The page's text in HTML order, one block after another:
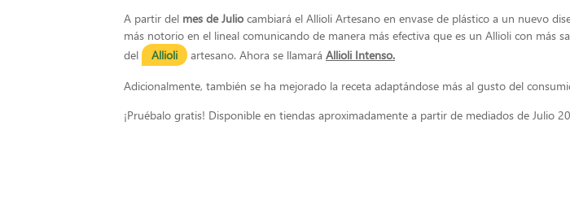
A partir del mes de Julio cambiará el Allioli Artesano en envase de plástico a un nuevo
más notorio en el lineal comunicando de manera más efectiva que es un Allioli con más
del
Allioli artesano. Ahora se llamará Allioli Intenso.
Adicionalmente, también se ha mejorado la receta adaptándose más al gusto del
¡Pruébalo gratis! Disponible en tiendas aproximadamente a partir de mediados de Julio